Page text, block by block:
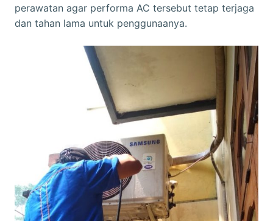
perawatan agar performa AC tersebut tetap terjaga
dan tahan lama untuk penggunaanya.